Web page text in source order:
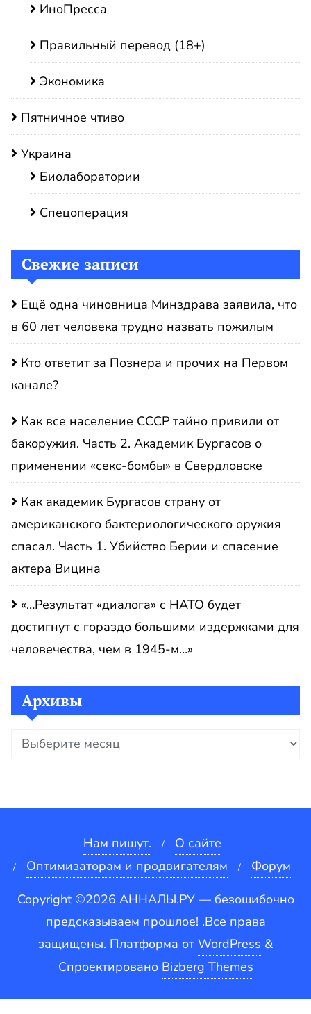
ИноПресса
Правильный перевод (18+)
Экономика
Пятничное чтиво
Украина
Биолаборатории
Спецоперация
Свежие записи
Ещё одна чиновница Минздрава заявила, что
в 60 лет человека трудно назвать пожилым
Кто ответит за Познера и прочих на Первом
канале?
Как все население СССР тайно привили от
бакоружия. Часть 2. Академик Бургасов о
применении «секс-бомбы» в Свердловске
Как академик Бургасов страну от
американского бактериологического оружия
спасал. Часть 1. Убийство Берии и спасение
актера Вицина
«…Результат «диалога» с НАТО будет
достигнут с гораздо большими издержками для
человечества, чем в 1945-м…»
Архивы
Архивы
Нам пишут.
О сайте
Оптимизаторам и продвигателям
Форум
Copyright ©2026 АННАЛЫ.РУ — безошибочно
предсказываем прошлое! .Все права
защищены. Платформа от WordPress &
Спроектировано Bizberg Themes